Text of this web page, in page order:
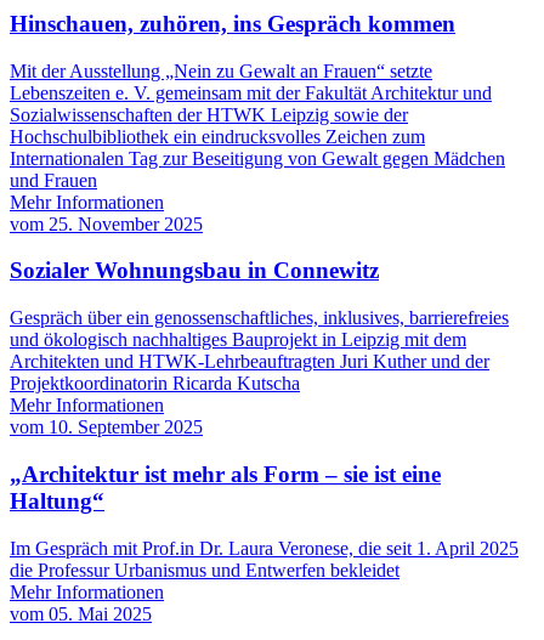
Hinschauen, zuhören, ins Gespräch kommen
Mit der Ausstellung „Nein zu Gewalt an Frauen“ setzte
Lebenszeiten e. V. gemeinsam mit der Fakultät Architektur und
Sozialwissenschaften der HTWK Leipzig sowie der
Hochschulbibliothek ein eindrucksvolles Zeichen zum
Internationalen Tag zur Beseitigung von Gewalt gegen Mädchen
und Frauen
Mehr Informationen
vom 25. November 2025
Sozialer Wohnungsbau in Connewitz
Gespräch über ein genossenschaftliches, inklusives, barrierefreies
und ökologisch nachhaltiges Bauprojekt in Leipzig mit dem
Architekten und HTWK-Lehrbeauftragten Juri Kuther und der
Projektkoordinatorin Ricarda Kutscha
Mehr Informationen
vom 10. September 2025
„Architektur ist mehr als Form – sie ist eine
Haltung“
Im Gespräch mit Prof.in Dr. Laura Veronese, die seit 1. April 2025
die Professur Urbanismus und Entwerfen bekleidet
Mehr Informationen
vom 05. Mai 2025